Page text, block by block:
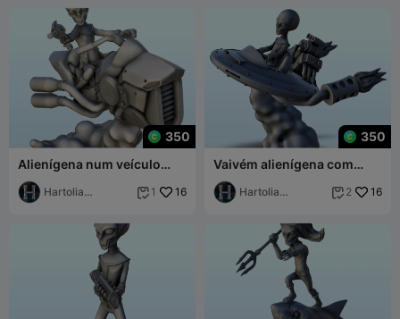
350
Alienígena num veículo
com motor a jato e arma
laser (25) (+ pré-sup
Hartolia
 1 16
350
Vaivém alienígena com
piloto e reator duplo (24)
(+ pré-suprimento
Hartolia
 2 16